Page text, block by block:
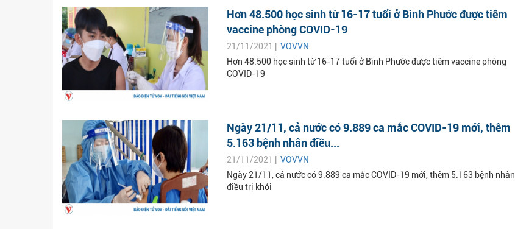
Hơn 48.500 học sinh từ 16-17 tuổi ở Bình Phước được tiêm
vaccine phòng COVID-19
21/11/2021 | VOVVN
Hơn 48.500 học sinh từ 16-17 tuổi ở Bình Phước được tiêm vaccine phòng
COVID-19
Ngày 21/11, cả nước có 9.889 ca mắc COVID-19 mới, thêm
5.163 bệnh nhân điều...
21/11/2021 | VOVVN
Ngày 21/11, cả nước có 9.889 ca mắc COVID-19 mới, thêm 5.163 bệnh nhân
điều trị khỏi